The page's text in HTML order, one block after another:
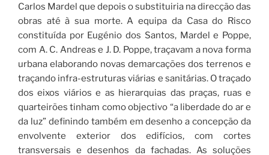
Carlos Mardel que depois o substituiria na direcção das
obras até à sua morte. A equipa da Casa do Risco
constituída por Eugénio dos Santos, Mardel e Poppe,
com A. C. Andreas e J. D. Poppe, traçavam a nova forma
urbana elaborando novas demarcações dos terrenos e
traçando infra-estruturas viárias e sanitárias. O traçado
dos eixos viários e as hierarquias das praças, ruas e
quarteirões tinham como objectivo “a liberdade do ar e
da luz” definindo também em desenho a concepção da
envolvente exterior dos edifícios, com cortes
transversais e desenhos da fachadas. As soluções